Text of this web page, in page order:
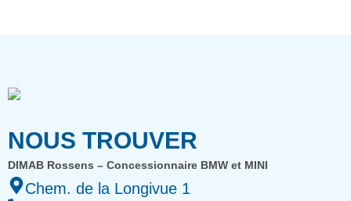
NOUS TROUVER
DIMAB Rossens – Concessionnaire BMW et MINI
Chem. de la Longivue 1